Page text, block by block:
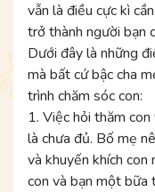
vẫn là điều cực kì
trở thành người bạn
Dưới đây là những
mà bất cứ bậc cha
trình chăm sóc con:
1. Việc hỏi thăm
là chưa đủ. Bố mẹ
và khuyến khích con
con và bạn một bữa